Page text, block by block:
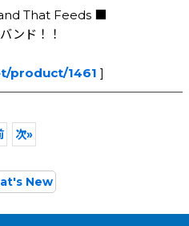
That Feeds ■
ンド！！
product/1461 ]
次»
New